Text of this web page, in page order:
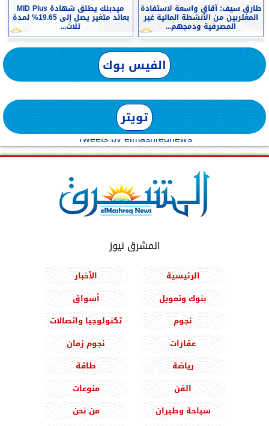
طارق سيف: آقاق واسعة لاستفادة
المغتربين من الأنشطة المالية غير
المصرفية ودمجهم...
ميدبنك يطلق شهادة MID Plus
بعائد متغير يصل إلى 19.65% لمدة
ثلاث...
الفيس بوك
تويتر
Tweets by elmashreqnews
المشرق نيوز
الرئيسية
الأخبار
بنوك وتمويل
أسواق
نجوم
تكنولوجيا واتصالات
عقارات
نجوم زمان
رياضة
طاقة
الفن
منوعات
سياحة وطيران
من نحن